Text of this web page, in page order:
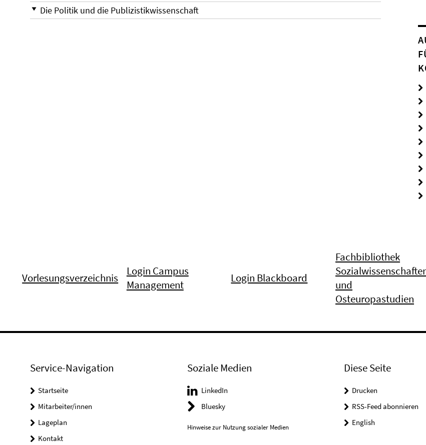
Die Politik und die Publizistikwissenschaft
Vorlesungsverzeichnis
Login Campus
Management
Login Blackboard
Fachbibliothek
und
Osteuropastudien
Service-Navigation
Startseite
Mitarbeiter/innen
Lageplan
Kontakt
Soziale Medien
LinkedIn
Bluesky
Hinweise zur Nutzung sozialer Medien
Diese Seite
Drucken
RSS-Feed abonnieren
English